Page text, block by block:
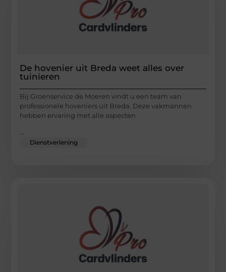
De hovenier uit Breda weet alles over
tuinieren
Bij Groenservice de Moeren vindt u een team van
professionele hoveniers uit Breda. Deze vakmannen
hebben ervaring met alle aspecten
Dienstverlening